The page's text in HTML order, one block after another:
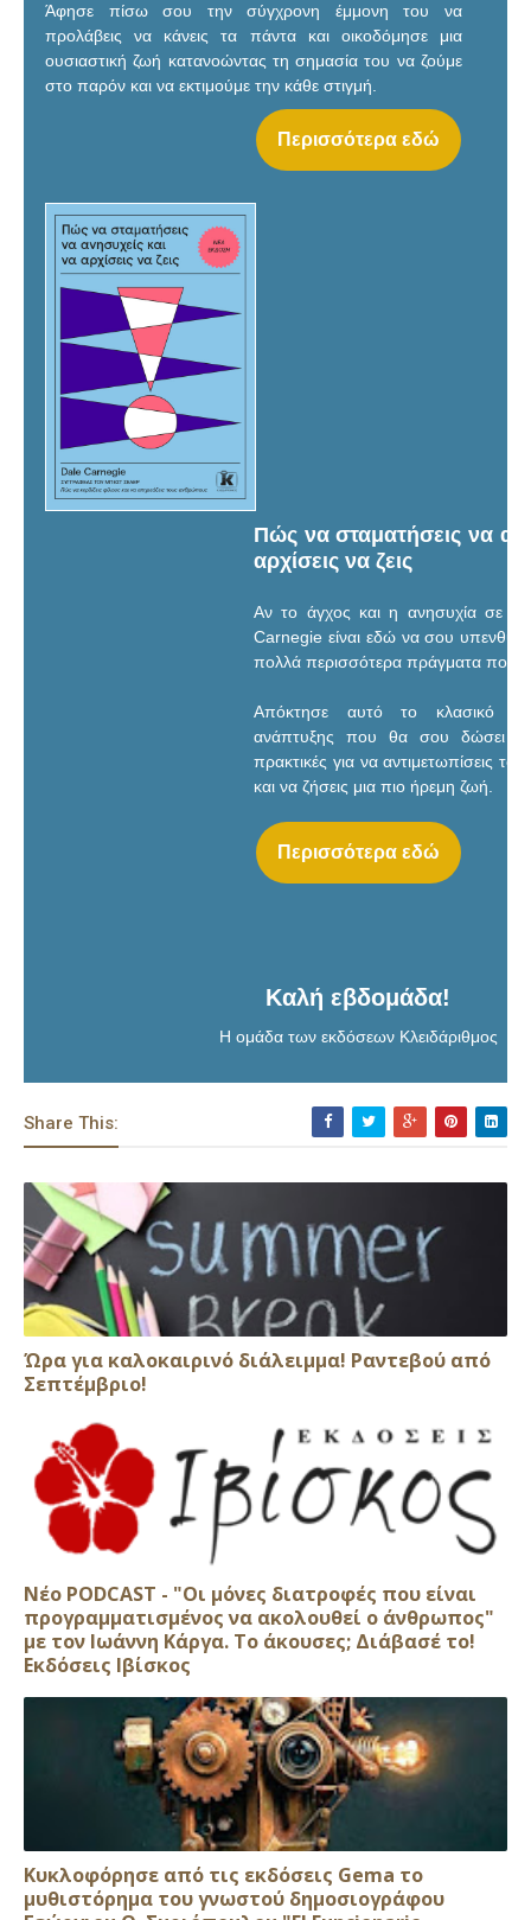
Άφησε πίσω σου την σύγχρονη έμμονη του να
προλάβεις να κάνεις τα πάντα και οικοδόμησε μια
ουσιαστική ζωή κατανοώντας τη σημασία του να ζούμε
στο παρόν και να εκτιμούμε την κάθε στιγμή.
Περισσότερα εδώ
Πώς να σταματήσεις να
αρχίσεις να ζεις
Αν το άγχος και η ανησυχία σε
Carnegie είναι εδώ να σου
πολλά περισσότερα πράγματα που
Απόκτησε αυτό το κλασικό
ανάπτυξης που θα σου δώσει τα
πρακτικές για να αντιμετωπίσεις το
και να ζήσεις μια πιο ήρεμη ζωή.
Περισσότερα εδώ
Καλή εβδομάδα!
Η ομάδα των εκδόσεων Κλειδάριθμος
Share This:
Ώρα για καλοκαιρινό διάλειμμα! Ραντεβού από
Σεπτέμβριο!
Νέο PODCAST - "Οι μόνες διατροφές που είναι
προγραμματισμένος να ακολουθεί ο άνθρωπος"
με τον Ιωάννη Κάργα. Το άκουσες; Διάβασέ το!
Εκδόσεις Ιβίσκος
Κυκλοφόρησε από τις εκδόσεις Gema το
μυθιστόρημα του γνωστού δημοσιογράφου